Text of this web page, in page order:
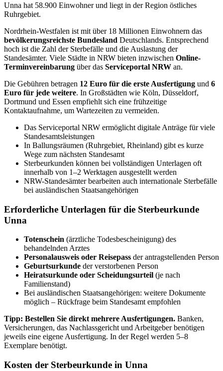
Unna hat 58.900 Einwohner und liegt in der Region östliches
Ruhrgebiet.
Nordrhein-Westfalen ist mit über 18 Millionen Einwohnern das
bevölkerungsreichste Bundesland Deutschlands. Entsprechend
hoch ist die Zahl der Sterbefälle und die Auslastung der
Standesämter. Viele Städte in NRW bieten inzwischen Online-
Terminvereinbarung über das Serviceportal NRW an.
Die Gebühren betragen 12 Euro für die erste Ausfertigung und 6
Euro für jede weitere. In Großstädten wie Köln, Düsseldorf,
Dortmund und Essen empfiehlt sich eine frühzeitige
Kontaktaufnahme, um Wartezeiten zu vermeiden.
Das Serviceportal NRW ermöglicht digitale Anträge für viele
Standesamtsleistungen
In Ballungsräumen (Ruhrgebiet, Rheinland) gibt es kurze
Wege zum nächsten Standesamt
Sterbeurkunden können bei vollständigen Unterlagen oft
innerhalb von 1–2 Werktagen ausgestellt werden
NRW-Standesämter bearbeiten auch internationale Sterbefälle
bei ausländischen Staatsangehörigen
Erforderliche Unterlagen für die Sterbeurkunde
Unna
Totenschein (ärztliche Todesbescheinigung) des
behandelnden Arztes
Personalausweis oder Reisepass der antragstellenden Person
Geburtsurkunde der verstorbenen Person
Heiratsurkunde oder Scheidungsurteil (je nach
Familienstand)
Bei ausländischen Staatsangehörigen: weitere Dokumente
möglich – Rückfrage beim Standesamt empfohlen
Tipp: Bestellen Sie direkt mehrere Ausfertigungen. Banken,
Versicherungen, das Nachlassgericht und Arbeitgeber benötigen
jeweils eine eigene Ausfertigung. In der Regel werden 5–8
Exemplare benötigt.
Kosten der Sterbeurkunde in Unna